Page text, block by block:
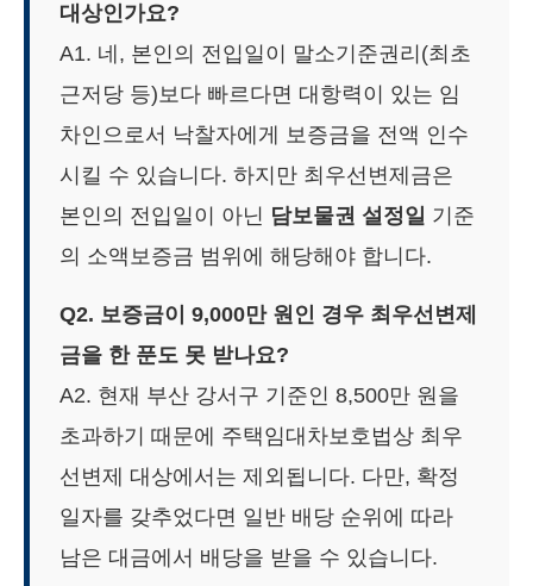
대상인가요?
A1. 네, 본인의 전입일이 말소기준권리(최초
근저당 등)보다 빠르다면 대항력이 있는 임
차인으로서 낙찰자에게 보증금을 전액 인수
시킬 수 있습니다. 하지만 최우선변제금은
본인의 전입일이 아닌 담보물권 설정일 기준
의 소액보증금 범위에 해당해야 합니다.
Q2. 보증금이 9,000만 원인 경우 최우선변제
금을 한 푼도 못 받나요?
A2. 현재 부산 강서구 기준인 8,500만 원을
초과하기 때문에 주택임대차보호법상 최우
선변제 대상에서는 제외됩니다. 다만, 확정
일자를 갖추었다면 일반 배당 순위에 따라
남은 대금에서 배당을 받을 수 있습니다.